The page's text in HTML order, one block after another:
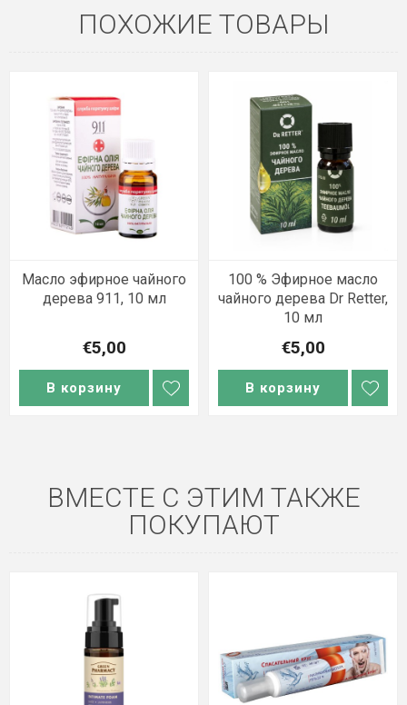
ПОХОЖИЕ ТОВАРЫ
Масло эфирное чайного
дерева 911, 10 мл
€5,00
В корзину
100 % Эфирное масло
чайного дерева Dr Retter,
10 мл
€5,00
В корзину
ВМЕСТЕ С ЭТИМ ТАКЖЕ
ПОКУПАЮТ